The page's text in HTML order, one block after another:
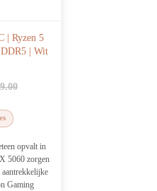
| Ryzen 5
| Wit
opvalt in
5060 zorgen
Gaming